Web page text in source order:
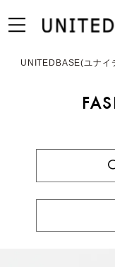
UNITEDBASE(ユナイ